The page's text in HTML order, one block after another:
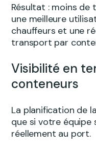
Résultat : moins de
une meilleure
chauffeurs et une
transport par
Visibilité en
conteneurs
La planification de
que si votre équipe
réellement au port.